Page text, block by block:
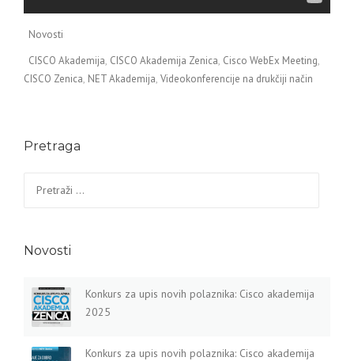
Novosti
CISCO Akademija CISCO Akademija Zenica Cisco WebEx Meeting
CISCO Zenica NET Akademija Videokonferencije na drukčiji način
Pretraga
Novosti
Konkurs za upis novih polaznika: Cisco akademija
2025
Konkurs za upis novih polaznika: Cisco akademija